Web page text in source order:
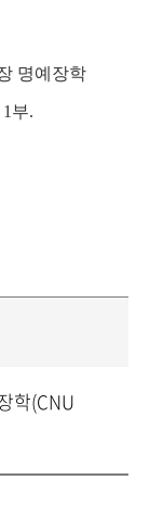
명예장학
1 부.
학(CNU